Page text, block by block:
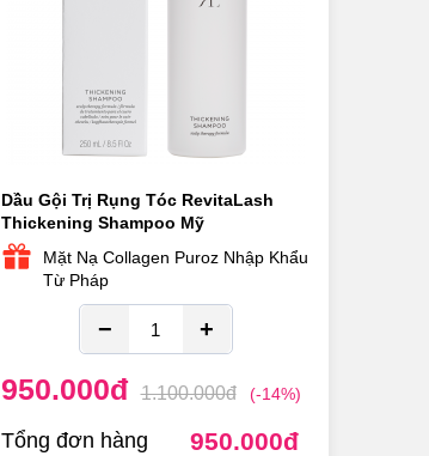
Dầu Gội Trị Rụng Tóc RevitaLash
Thickening Shampoo Mỹ
Mặt Nạ Collagen Puroz Nhập Khẩu
Từ Pháp
+
−
950.000đ 1.100.000đ (-14%)
Tổng đơn hàng 950.000đ